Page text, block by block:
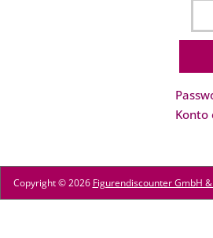
Konto
Copyright © 2026 Figurendiscounter GmbH &